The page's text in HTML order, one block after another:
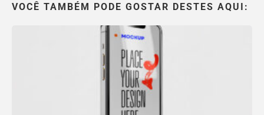
VOCÊ TAMBÉM PODE GOSTAR DESTES AQUI: